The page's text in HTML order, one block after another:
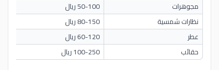
مجوهرات
50-100 ريال
نظارات شمسية
80-150 ريال
عطر
60-120 ريال
حقائب
100-250 ريال